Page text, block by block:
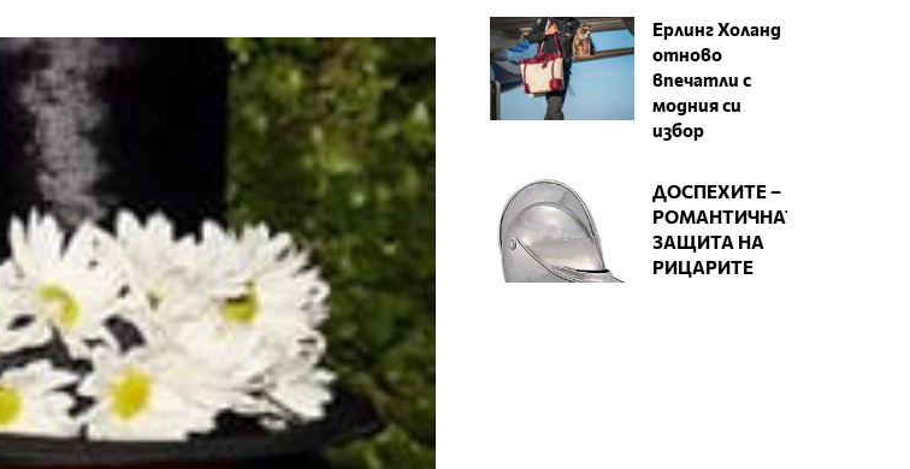
Ерлинг Холанд
отново
впечатли с
модния си
избор
ДОСПЕХИТЕ –
РОМАНТИЧНАТА
ЗАЩИТА НА
РИЦАРИТЕ